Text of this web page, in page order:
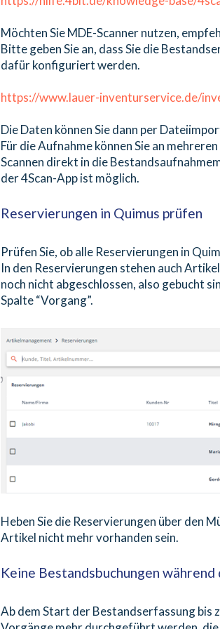
Möchten Sie MDE-Scanner nutzen,
Bitte geben Sie an, dass Sie die
dafür konfiguriert werden.
https://www.lauer-inventurservice.de/
Die Daten können Sie dann per
Für die Aufnahme können Sie an
Scannen direkt in die
der 4Scan-App ist möglich.
Reservierungen in Quimus prüfen
Prüfen Sie, ob alle Reservierungen in
In den Reservierungen stehen auch
noch nicht abgeschlossen, also gebucht
Spalte “Vorgang”.
Heben Sie die Reservierungen über den
Artikel nicht mehr vorhanden sein.
Keine Bestandsbuchungen
Ab dem Start der Bestandserfassung bis